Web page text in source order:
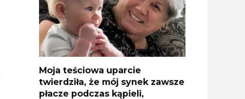
Moja teściowa uparcie
twierdziła, że mój synek zawsze
płacze podczas kąpieli,